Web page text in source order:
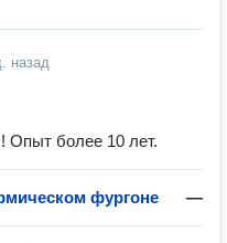
назад
Опыт более 10 лет.
фургоне —